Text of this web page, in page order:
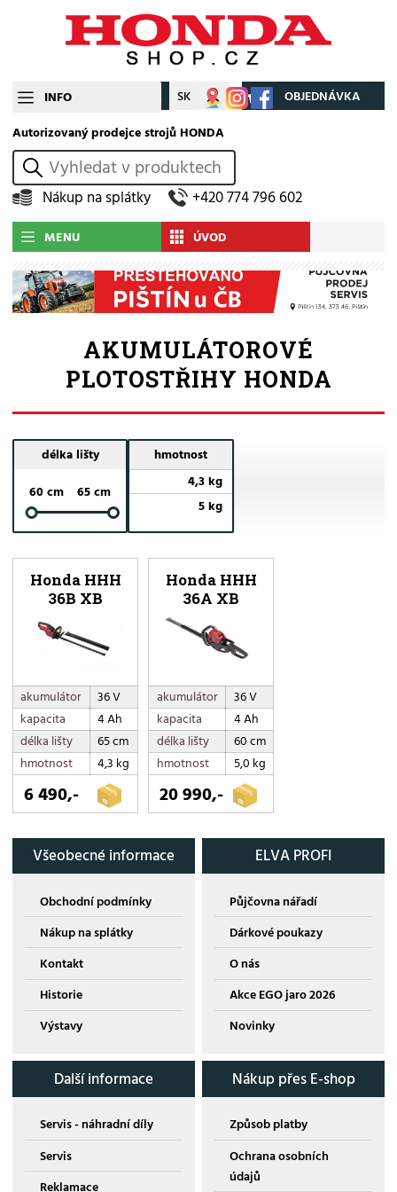
INFO CZ SK Můj účet OBJEDNÁVKA
Autorizovaný prodejce strojů HONDA
vyhledat
Nákup na splátky +420 774 796 602
MENU ÚVOD
AKUMULÁTOROVÉ
PLOTOSTŘIHY HONDA
délka lišty
60 cm
65 cm
hmotnost
4,3 kg
5 kg
Honda HHH
36B XB
akumulátor
36 V
kapacita
4 Ah
délka lišty
65 cm
hmotnost
4,3 kg
6 490,-
Honda HHH
36A XB
akumulátor
36 V
kapacita
4 Ah
délka lišty
60 cm
hmotnost
5,0 kg
20 990,-
Všeobecné informace
Obchodní podmínky
Nákup na splátky
Kontakt
Historie
Výstavy
ELVA PROFI
Půjčovna nářadí
Dárkové poukazy
O nás
Akce EGO jaro 2026
Novinky
Další informace
Servis - náhradní díly
Servis
Reklamace
Nákup přes E-shop
Způsob platby
Ochrana osobních
údajů